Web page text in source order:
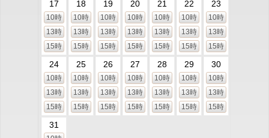
17
10時
13時
15時
18
10時
13時
15時
19
10時
13時
15時
20
10時
13時
15時
21
10時
13時
15時
22
10時
13時
15時
23
10時
13時
15時
24
10時
13時
15時
25
10時
13時
15時
26
10時
13時
15時
27
10時
13時
15時
28
10時
13時
15時
29
10時
13時
15時
30
10時
13時
15時
31